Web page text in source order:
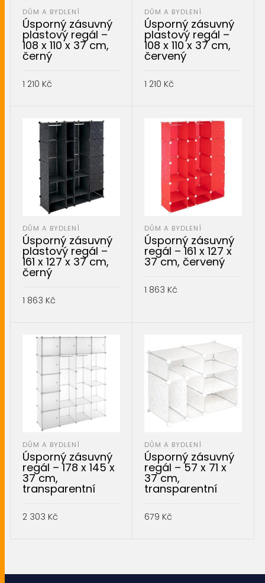
DŮM A BYDLENÍ
Úsporný zásuvný
plastový regál –
108 x 110 x 37 cm,
černý
1 210 Kč
DŮM A BYDLENÍ
Úsporný zásuvný
plastový regál –
108 x 110 x 37 cm,
červený
1 210 Kč
DŮM A BYDLENÍ
Úsporný zásuvný
plastový regál –
161 x 127 x 37 cm,
černý
1 863 Kč
DŮM A BYDLENÍ
Úsporný zásuvný
regál – 161 x 127 x
37 cm, červený
1 863 Kč
DŮM A BYDLENÍ
Úsporný zásuvný
regál – 178 x 145 x
37 cm,
transparentní
2 303 Kč
DŮM A BYDLENÍ
Úsporný zásuvný
regál – 57 x 71 x
37 cm,
transparentní
679 Kč